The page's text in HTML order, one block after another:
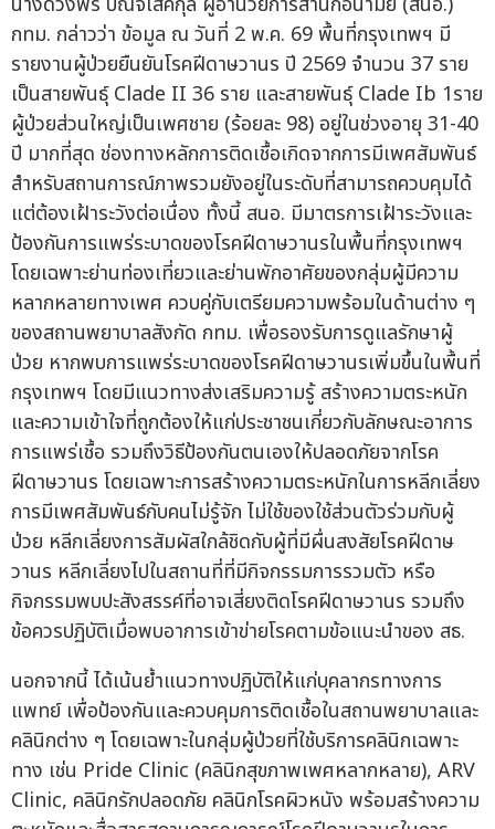
กทม. กล่าวว่า ข้อมูล ณ วันที่ 2 พ.ค. 69 พื้นที่กรุงเทพฯ มี
รายงานผู้ป่วยยืนยันโรคฝีดาษวานร ปี 2569 จำนวน 37 ราย
เป็นสายพันธุ์ Clade II 36 ราย และสายพันธุ์ Clade Ib 1ราย
ผู้ป่วยส่วนใหญ่เป็นเพศชาย (ร้อยละ 98) อยู่ในช่วงอายุ 31-40
ปี มากที่สุด ช่องทางหลักการติดเชื้อเกิดจากการมีเพศสัมพันธ์
สำหรับสถานการณ์ภาพรวมยังอยู่ในระดับที่สามารถควบคุมได้
แต่ต้องเฝ้าระวังต่อเนื่อง ทั้งนี้ สนอ. มีมาตรการเฝ้าระวังและ
ป้องกันการแพร่ระบาดของโรคฝีดาษวานรในพื้นที่กรุงเทพฯ
โดยเฉพาะย่านท่องเที่ยวและย่านพักอาศัยของกลุ่มผู้มีความ
หลากหลายทางเพศ ควบคู่กับเตรียมความพร้อมในด้านต่าง ๆ
ของสถานพยาบาลสังกัด กทม. เพื่อรองรับการดูแลรักษาผู้
ป่วย หากพบการแพร่ระบาดของโรคฝีดาษวานรเพิ่มขึ้นในพื้นที่
กรุงเทพฯ โดยมีแนวทางส่งเสริมความรู้ สร้างความตระหนัก
และความเข้าใจที่ถูกต้องให้แก่ประชาชนเกี่ยวกับลักษณะอาการ
การแพร่เชื้อ รวมถึงวิธีป้องกันตนเองให้ปลอดภัยจากโรค
ฝีดาษวานร โดยเฉพาะการสร้างความตระหนักในการหลีกเลี่ยง
การมีเพศสัมพันธ์กับคนไม่รู้จัก ไม่ใช้ของใช้ส่วนตัวร่วมกับผู้
ป่วย หลีกเลี่ยงการสัมผัสใกล้ชิดกับผู้ที่มีผื่นสงสัยโรคฝีดาษ
วานร หลีกเลี่ยงไปในสถานที่ที่มีกิจกรรมการรวมตัว หรือ
กิจกรรมพบปะสังสรรค์ที่อาจเสี่ยงติดโรคฝีดาษวานร รวมถึง
ข้อควรปฏิบัติเมื่อพบอาการเข้าข่ายโรคตามข้อแนะนำของ สธ.
นอกจากนี้ ได้เน้นย้ำแนวทางปฏิบัติให้แก่บุคลากรทางการ
แพทย์ เพื่อป้องกันและควบคุมการติดเชื้อในสถานพยาบาลและ
คลินิกต่าง ๆ โดยเฉพาะในกลุ่มผู้ป่วยที่ใช้บริการคลินิกเฉพาะ
ทาง เช่น Pride Clinic (คลินิกสุขภาพเพศหลากหลาย), ARV
Clinic, คลินิกรักปลอดภัย คลินิกโรคผิวหนัง พร้อมสร้างความ